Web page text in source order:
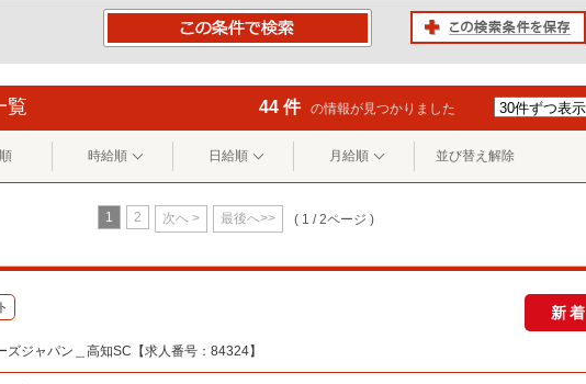
覧 44 件 の情報が見つかりました
時給順 日給順 月給順 並び替え解除
1 2 次へ > 最後へ>> ( 1 / 2ページ )
新着
ズジャパン＿高知SC【求人番号：84324】